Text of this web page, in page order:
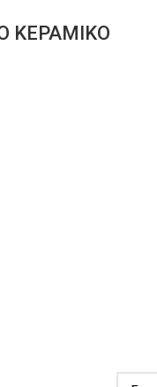
ΚΕΡΑΜΙΚΟ